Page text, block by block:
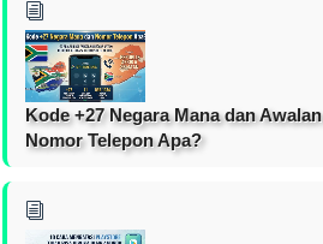
Kode +27 Negara Mana dan Awalan
Nomor Telepon Apa?